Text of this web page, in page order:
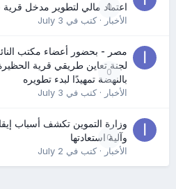
0
اعتماد مالي لتطوير مدخل قرية
الأخبار· كتب في July 3
0
مصر - بحضور أعضاء مكتب
لجنة تعاين طريقي قرية
بالنهضة تمهيدًا لبدء تطويره
الأخبار· كتب في July 3
0
وزارة التموين تكشف أسباب
وآلية استعادتها
الأخبار· كتب في July 2